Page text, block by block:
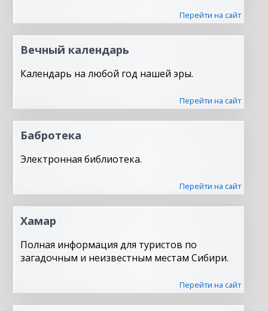
Перейти на сайт
Вечный календарь
Календарь на любой год нашей эры.
Перейти на сайт
Бабротека
Электронная библиотека.
Перейти на сайт
Хамар
Полная информация для туристов по
загадочным и неизвестным местам Сибири.
Перейти на сайт